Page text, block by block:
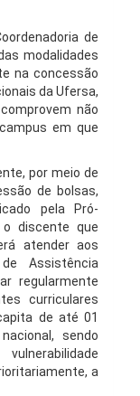
de
modalidades
na concessão
da Ufersa,
não
em que
por meio de
de bolsas,
pela Pró-
discente que
atender aos
Assistência
regularmente
curriculares
de até 01
sendo
a